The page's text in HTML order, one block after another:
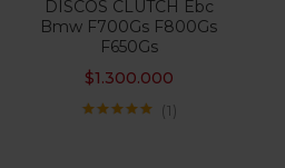
DISCOS CLUTCH Ebc
Bmw F700Gs F800Gs
F650Gs
$1.300.000
1